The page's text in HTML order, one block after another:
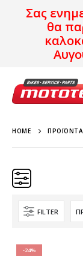
Σας
θα
HOME ΠΡΟΪΌΝΤΑ
Brand
Χρονολογία
FILTER
-24%